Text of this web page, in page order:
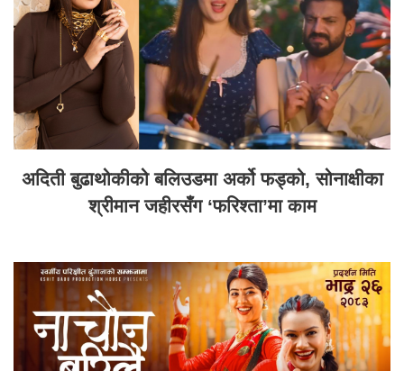
अदिती बुढाथोकीको बलिउडमा अर्को फड्को, सोनाक्षीका
श्रीमान जहीरसँग ‘फरिश्ता’मा काम